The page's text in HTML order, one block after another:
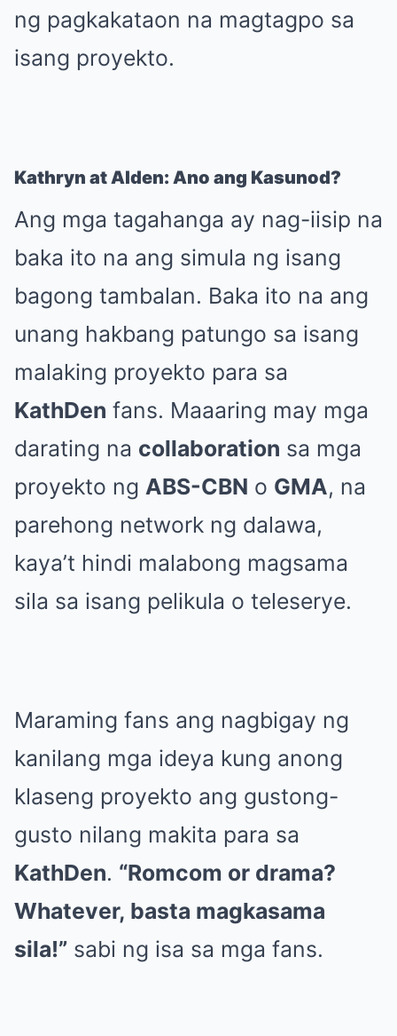
ng pagkakataon na magtagpo sa
isang proyekto.
Kathryn at Alden: Ano ang Kasunod?
Ang mga tagahanga ay nag-iisip na
baka ito na ang simula ng isang
bagong tambalan. Baka ito na ang
unang hakbang patungo sa isang
malaking proyekto para sa
KathDen fans. Maaaring may mga
darating na collaboration sa mga
proyekto ng ABS-CBN o GMA, na
parehong network ng dalawa,
kaya’t hindi malabong magsama
sila sa isang pelikula o teleserye.
Maraming fans ang nagbigay ng
kanilang mga ideya kung anong
klaseng proyekto ang gustong-
gusto nilang makita para sa
KathDen. “Romcom or drama?
Whatever, basta magkasama
sila!” sabi ng isa sa mga fans.